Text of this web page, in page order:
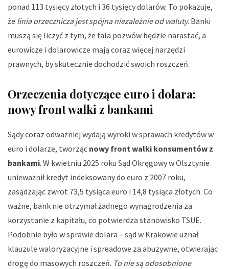
ponad 113 tysięcy złotych i 36 tysięcy dolarów. To pokazuje,
że linia orzecznicza jest spójna niezależnie od waluty. Banki
muszą się liczyć z tym, że fala pozwów będzie narastać, a
eurowicze i dolarowicze mają coraz więcej narzędzi
prawnych, by skutecznie dochodzić swoich roszczeń.
Orzeczenia dotyczące euro i dolara:
nowy front walki z bankami
Sądy coraz odważniej wydają wyroki w sprawach kredytów w
euro i dolarze, tworząc nowy front walki konsumentów z
bankami. W kwietniu 2025 roku Sąd Okręgowy w Olsztynie
unieważnił kredyt indeksowany do euro z 2007 roku,
zasądzając zwrot 73,5 tysiąca euro i 14,8 tysiąca złotych. Co
ważne, bank nie otrzymał żadnego wynagrodzenia za
korzystanie z kapitału, co potwierdza stanowisko TSUE.
Podobnie było w sprawie dolara – sąd w Krakowie uznał
klauzule waloryzacyjne i spreadowe za abuzywne, otwierając
drogę do masowych roszczeń. To nie są odosobnione